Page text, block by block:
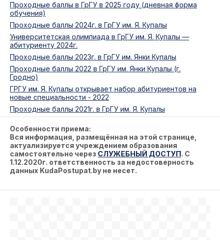
Проходные баллы в ГрГУ в 2025 году (дневная форма
обучения)
Проходные баллы 2024г. в ГрГУ им. Я. Купалы
Университетская олимпиада в ГрГУ им. Я. Купалы —
абитуриенту 2024г.
Проходные баллы 2023г. в ГрГУ им. Янки Купалы
Проходные баллы 2022 в ГрГУ им. Янки Купалы (г.
Гродно)
ГРГУ им. Я. Купалы открывает набор абитуриентов на
новые специальности - 2022
Проходные баллы 2021г. в ГрГУ им. Я. Купалы
Особенности приема:
Вся информация, размещённая на этой странице,
актуализируется учреждением образования
самостоятельно через СЛУЖЕБНЫЙ ДОСТУП. С
1.12.2020г. ответственность за недостоверность
данных KudaPostupat.by не несет.